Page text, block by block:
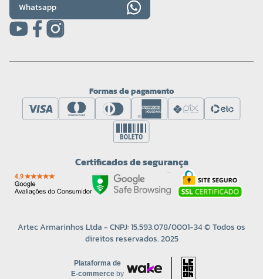
Whatsapp
Formas de pagamento
Certificados de segurança
Artec Armarinhos Ltda - CNPJ: 15.593.078/0001-34 © Todos os
direitos reservados. 2025
Plataforma de
E-commerce by